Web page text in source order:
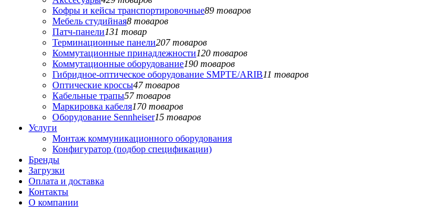
Кофры и кейсы транспортировочные89 товаров
Мебель студийная8 товаров
Патч-панели131 товар
Терминационные панели207 товаров
Коммутационные принадлежности120 товаров
Коммутационные оборудование190 товаров
Гибридное-оптическое оборудование SMPTE/ARIB11 товаров
Оптические кроссы47 товаров
Кабельные трапы57 товаров
Маркировка кабеля170 товаров
Оборудование Sennheiser15 товаров
Услуги
Монтаж коммуникационного оборудования
Конфигуратор (подбор спецификации)
Бренды
Загрузки
Оплата и доставка
Контакты
О компании